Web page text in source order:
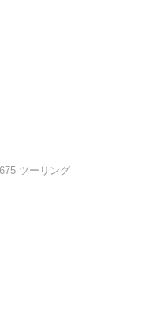
ツーリング